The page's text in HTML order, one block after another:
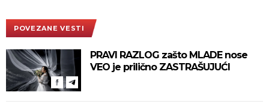
POVEZANE VESTI
PRAVI RAZLOG zašto MLADE nose
VEO je prilično ZASTRAŠUJUĆI